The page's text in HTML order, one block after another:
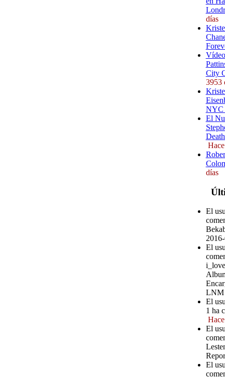
días
City
3953
NYC
El
días
El
El
LNM
El
1 ha
El
El